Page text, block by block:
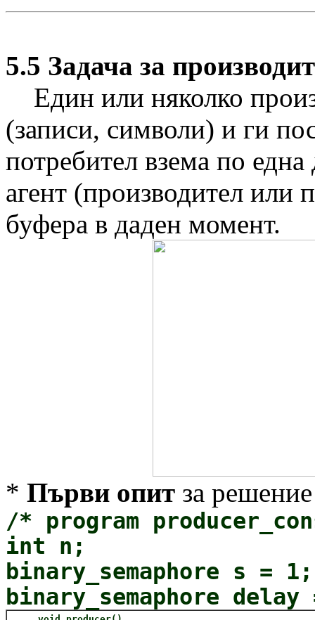
5.5 Задача за
Един или няколко
(записи, символи) и ги
потребител взема по
агент (производител или
буфера в даден момент.
* Първи опит за
/* program
int n;
binary_semaphore s = 1;
binary_semaphore